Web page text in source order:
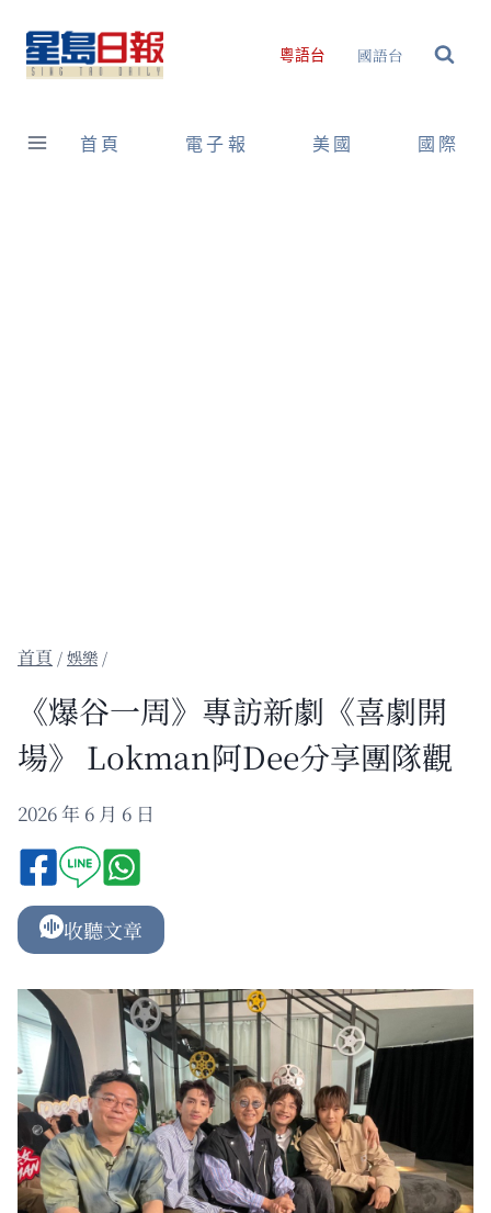
content
粵語台 國語台
首頁 電子報 美國 國際
/娛樂 /
《爆谷一周》專訪新劇《喜劇開
場》 Lokman阿Dee分享團隊觀
2026 年 6 月 6 日
收聽文章